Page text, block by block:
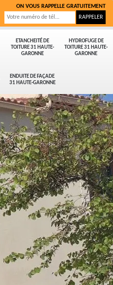
ETANCHEITÉ DE
TOITURE 31 HAUTE-
GARONNE
HYDROFUGE DE
TOITURE 31 HAUTE-
GARONNE
ENDUITE DE FAÇADE
31 HAUTE-GARONNE
ON VOUS RAPPELLE GRATUITEMENT